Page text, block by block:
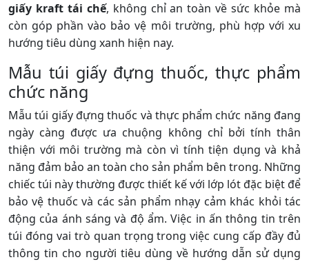
giấy kraft tái chế, không chỉ an toàn về sức khỏe mà
còn góp phần vào bảo vệ môi trường, phù hợp với xu
hướng tiêu dùng xanh hiện nay.
Mẫu túi giấy đựng thuốc, thực phẩm
chức năng
Mẫu túi giấy đựng thuốc và thực phẩm chức năng đang
ngày càng được ưa chuộng không chỉ bởi tính thân
thiện với môi trường mà còn vì tính tiện dụng và khả
năng đảm bảo an toàn cho sản phẩm bên trong. Những
chiếc túi này thường được thiết kế với lớp lót đặc biệt để
bảo vệ thuốc và các sản phẩm nhạy cảm khác khỏi tác
động của ánh sáng và độ ẩm. Việc in ấn thông tin trên
túi đóng vai trò quan trọng trong việc cung cấp đầy đủ
thông tin cho người tiêu dùng về hướng dẫn sử dụng